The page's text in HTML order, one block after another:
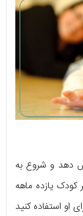
دهد و شروع به
کودک یازده ماهه
او استفاده کنید